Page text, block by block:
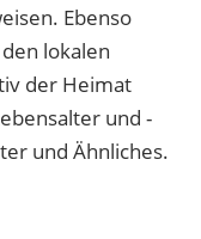
Ebenso
lokalen
der Heimat
und -
und Ähnliches.